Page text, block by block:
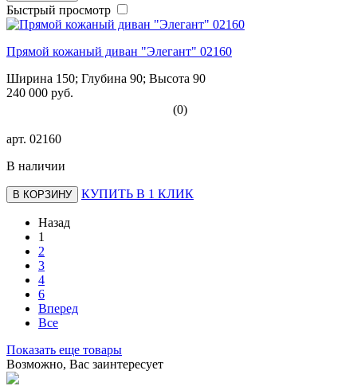
Быстрый просмотр
Прямой кожаный диван "Элегант" 02160
Ширина 150; Глубина 90; Высота 90
240 000 руб.
(0)
арт. 02160
В наличии
В КОРЗИНУ КУПИТЬ В 1 КЛИК
Назад
1
2
3
4
6
Вперед
Все
Показать еще товары
Возможно, Вас заинтересует